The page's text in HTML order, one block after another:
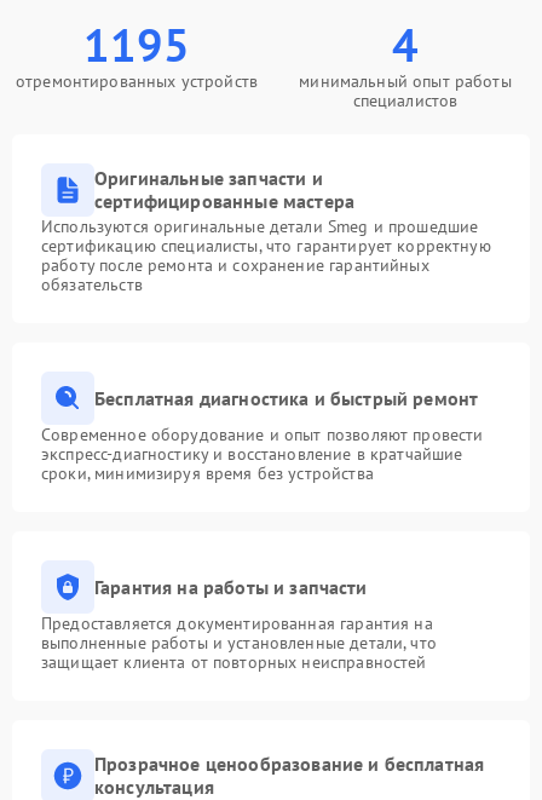
1195
отремонтированных устройств
4
минимальный опыт работы
специалистов
Оригинальные запчасти и
сертифицированные мастера
Используются оригинальные детали Smeg и прошедшие
сертификацию специалисты, что гарантирует корректную
работу после ремонта и сохранение гарантийных
обязательств
Бесплатная диагностика и быстрый ремонт
Современное оборудование и опыт позволяют провести
экспресс-диагностику и восстановление в кратчайшие
сроки, минимизируя время без устройства
Гарантия на работы и запчасти
Предоставляется документированная гарантия на
выполненные работы и установленные детали, что
защищает клиента от повторных неисправностей
Прозрачное ценообразование и бесплатная
консультация